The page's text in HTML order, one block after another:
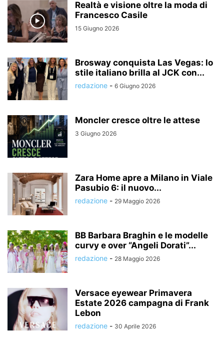
Realtà e visione oltre la moda di
Francesco Casile
15 Giugno 2026
Brosway conquista Las Vegas: lo
stile italiano brilla al JCK con...
redazione - 6 Giugno 2026
Moncler cresce oltre le attese
3 Giugno 2026
Zara Home apre a Milano in Viale
Pasubio 6: il nuovo...
redazione - 29 Maggio 2026
BB Barbara Braghin e le modelle
curvy e over “Angeli Dorati”...
redazione - 28 Maggio 2026
Versace eyewear Primavera
Estate 2026 campagna di Frank
Lebon
redazione - 30 Aprile 2026